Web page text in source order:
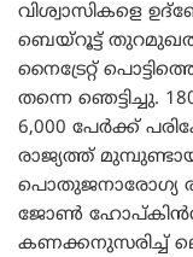
വിശ്വാസികളെ
ബെയ്‌റൂട്ട്
നൈട്രേറ്റ്
തന്നെ ഞെട്ടിച്ചു.
6,000 പേർക്ക്
രാജ്യത്ത്
പൊതുജനാരോഗ്യ
ജോൺ
കണക്കനുസരിച്ച്